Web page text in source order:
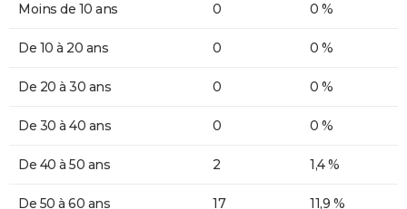
Moins de 10 ans 0 0 %
De 10 à 20 ans 0 0 %
De 20 à 30 ans 0 0 %
De 30 à 40 ans 0 0 %
De 40 à 50 ans 2 1,4 %
De 50 à 60 ans 17 11,9 %